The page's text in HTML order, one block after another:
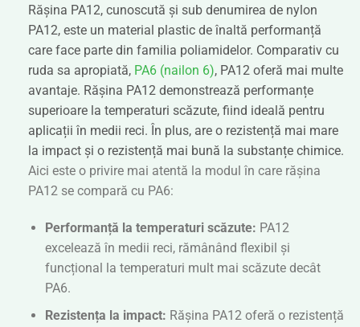
Rășina PA12, cunoscută și sub denumirea de nylon
PA12, este un material plastic de înaltă performanță
care face parte din familia poliamidelor. Comparativ cu
ruda sa apropiată, PA6 (nailon 6), PA12 oferă mai multe
avantaje. Rășina PA12 demonstrează performanțe
superioare la temperaturi scăzute, fiind ideală pentru
aplicații în medii reci. În plus, are o rezistență mai mare
la impact și o rezistență mai bună la substanțe chimice.
Aici este o privire mai atentă la modul în care rășina
PA12 se compară cu PA6:
Performanță la temperaturi scăzute: PA12
excelează în medii reci, rămânând flexibil și
funcțional la temperaturi mult mai scăzute decât
PA6.
Rezistența la impact: Rășina PA12 oferă o rezistență